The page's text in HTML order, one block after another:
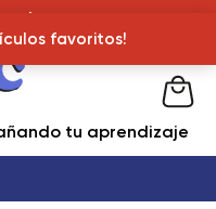
favoritos!
tu aprendizaje
favoritos!